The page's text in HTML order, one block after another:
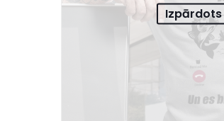
Izpārdots